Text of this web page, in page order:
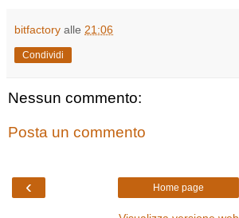
bitfactory alle 21:06
Condividi
Nessun commento:
Posta un commento
‹ Home page